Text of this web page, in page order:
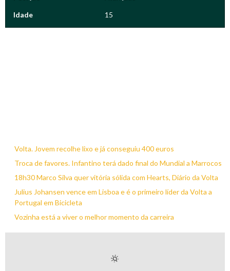
Idade 15
Volta. Jovem recolhe lixo e já conseguiu 400 euros
Troca de favores. Infantino terá dado final do Mundial a Marrocos
18h30 Marco Silva quer vitória sólida com Hearts, Diário da Volta
Julius Johansen vence em Lisboa e é o primeiro líder da Volta a
Portugal em Bicicleta
Vozinha está a viver o melhor momento da carreira